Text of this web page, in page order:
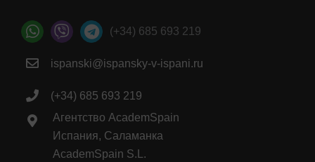
(+34) 685 693 219
ispanski@ispansky-v-ispani.ru
(+34) 685 693 219
Агентство AcademSpain
Испания, Саламанка
AcademSpain S.L.